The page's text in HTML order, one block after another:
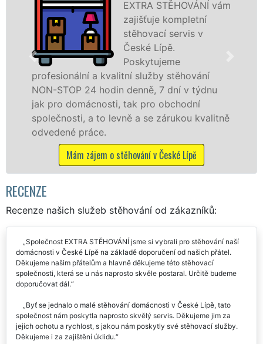
stěhovací služby v
České Lípě na
špičkové úrovni se
speciální stěhovací
technikou. Tyto
služby zajišťujeme domácnostem i firmám v
celém okresu Česká Lípa se zárukou kvality
franchisové sítě EXTRA STĚHOVÁNÍ.
Nabízíme stěhovací služby NON-STOP
včetně víkendů a svátků bez příplatků.
Mám zájem o stěhovací služby v České Lípě
RECENZE
Recenze našich služeb stěhování od zákazníků:
Společnost EXTRA STĚHOVÁNÍ jsme si vybrali pro stěhování naší
domácnosti v České Lípě na základě doporučení od našich přátel.
Děkujeme našim přátelům a hlavně děkujeme této stěhovací
společnosti, která se u nás naprosto skvěle postaral. Určitě budeme
doporučovat dál.
Byť se jednalo o malé stěhování domácnosti v České Lípě, tato
společnost nám poskytla naprosto skvělý servis. Děkujeme jim za
jejich ochotu a rychlost, s jakou nám poskytly své stěhovací služby.
Děkujeme i za zajištění úklidu.